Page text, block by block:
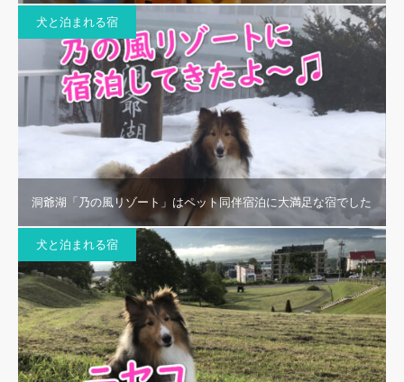
犬と泊まれる宿
洞爺湖「乃の風リゾート」はペット同伴宿泊に大満足な宿でした
犬と泊まれる宿